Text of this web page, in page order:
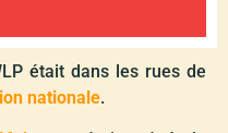
était dans les rues de
nationale.